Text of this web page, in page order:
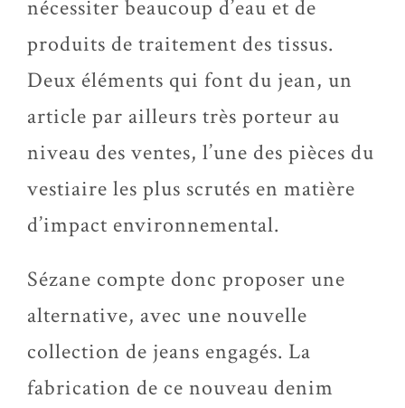
nécessiter beaucoup d’eau et de
produits de traitement des tissus.
Deux éléments qui font du jean, un
article par ailleurs très porteur au
niveau des ventes, l’une des pièces du
vestiaire les plus scrutés en matière
d’impact environnemental.
Sézane compte donc proposer une
alternative, avec une nouvelle
collection de jeans engagés. La
fabrication de ce nouveau denim